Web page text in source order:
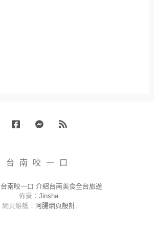
台南咬一口
台南咬一口 介紹台南美食全台旅遊
佈景： Jinsha.
網頁維護： 阿腸網頁設計.